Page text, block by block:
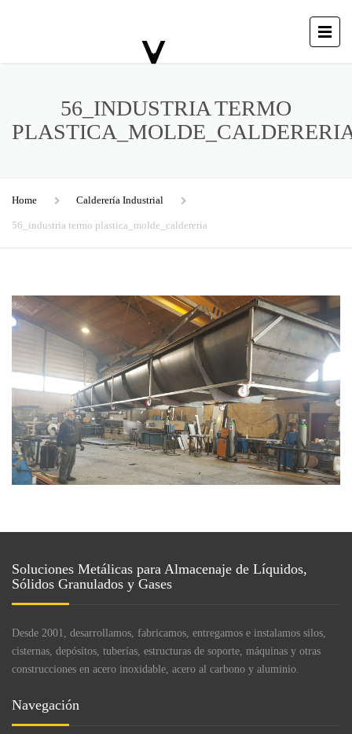
56_INDUSTRIA TERMO
Home Calderería Industrial
56_industria termo plastica_molde_caldereria
Soluciones Metálicas para Almacenaje de Líquidos,
Sólidos Granulados y Gases
Desde 2001, desarrollamos, fabricamos, entregamos e instalamos silos,
cisternas, depósitos, tuberías, estructuras de soporte, máquinas y otras
construcciones en acero inoxidable, acero al carbono y aluminio.
Navegación